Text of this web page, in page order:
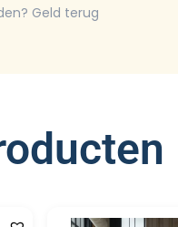
Geld terug